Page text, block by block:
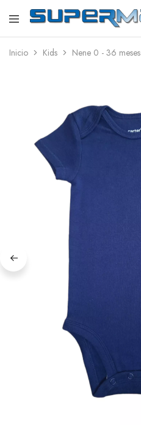
SuperMarkas
Ropa
con
Inicio Kids Nene 0 - 36 meses